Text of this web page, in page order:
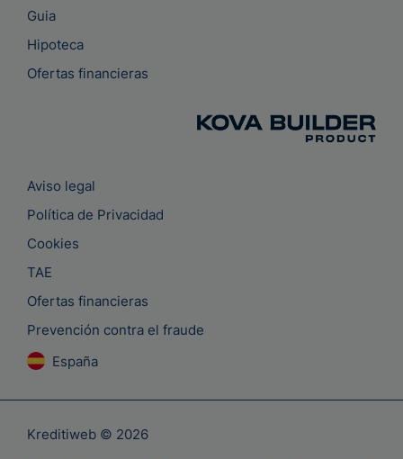
Guia
Hipoteca
Ofertas financieras
Aviso legal
Política de Privacidad
Cookies
TAE
Ofertas financieras
Prevención contra el fraude
España
Kreditiweb © 2026